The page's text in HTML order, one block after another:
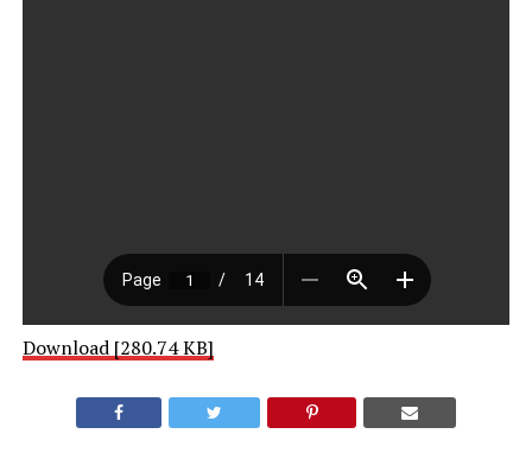
Download [280.74 KB]